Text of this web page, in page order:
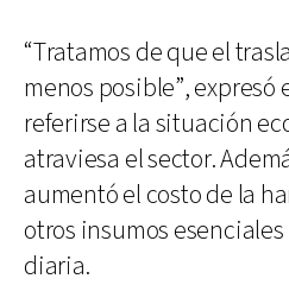
“Tratamos de que el
menos posible”, expresó
referirse a la situación
atraviesa el sector.
aumentó el costo de la
otros insumos
diaria.